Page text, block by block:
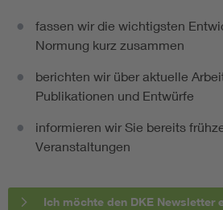
fassen wir die wichtigsten
Normung kurz zusammen
berichten wir über aktuelle
Publikationen und Entwürfe
informieren wir Sie bereits
Veranstaltungen
Ich möchte den DKE Newsletter